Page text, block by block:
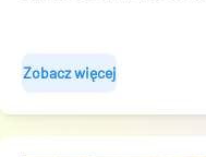
Zobacz więcej